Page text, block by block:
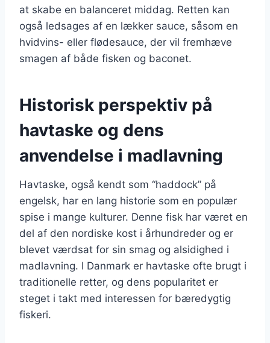
at skabe en balanceret middag. Retten kan
også ledsages af en lækker sauce, såsom en
hvidvins- eller flødesauce, der vil fremhæve
smagen af både fisken og baconet.
Historisk perspektiv på
havtaske og dens
anvendelse i madlavning
Havtaske, også kendt som “haddock” på
engelsk, har en lang historie som en populær
spise i mange kulturer. Denne fisk har været en
del af den nordiske kost i århundreder og er
blevet værdsat for sin smag og alsidighed i
madlavning. I Danmark er havtaske ofte brugt i
traditionelle retter, og dens popularitet er
steget i takt med interessen for bæredygtig
fiskeri.